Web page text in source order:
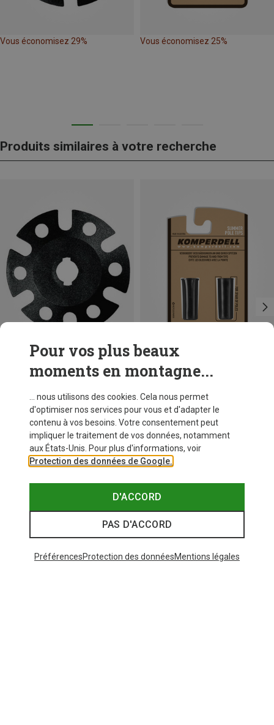
Vous économisez 29% Vous économisez 25%
Produits similaires à votre recherche
Vous économisez 29% Vous économisez 25%
Pour vos plus beaux
moments en montagne...
... nous utilisons des cookies. Cela nous permet
d'optimiser nos services pour vous et d'adapter le
contenu à vos besoins. Votre consentement peut
impliquer le traitement de vos données, notamment
aux États-Unis. Pour plus d'informations, voir
Protection des données de Google.
D'ACCORD
PAS D'ACCORD
PréférencesProtection des donnéesMentions légales